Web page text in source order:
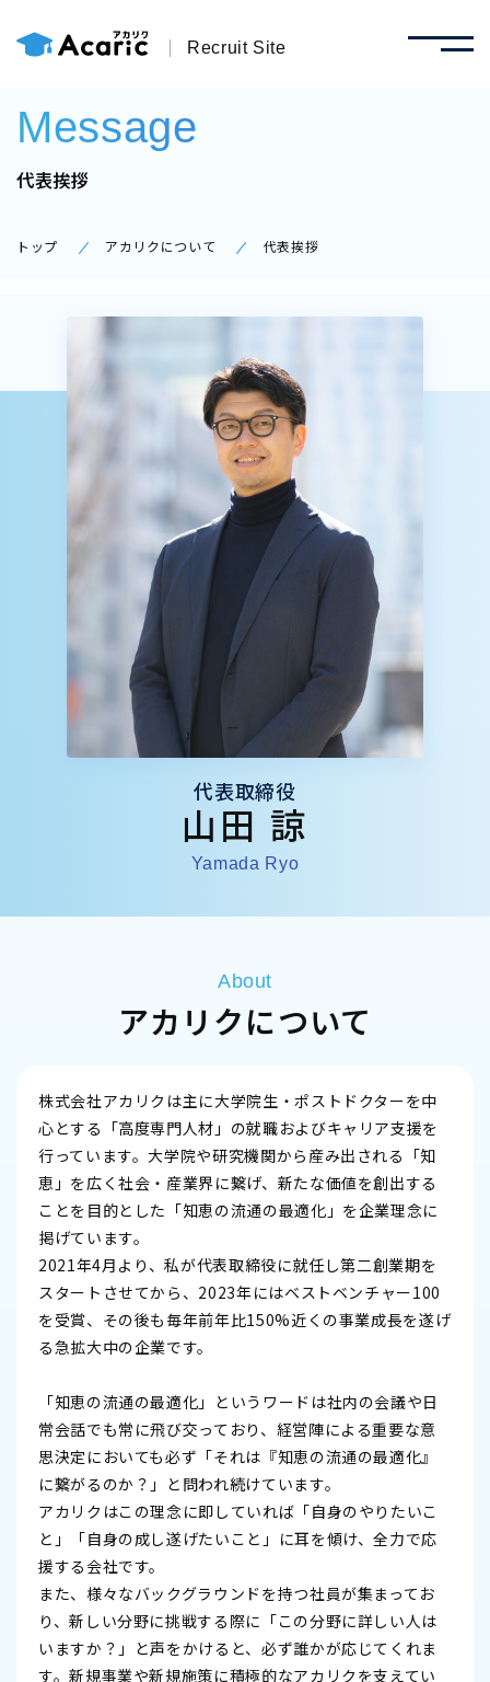
Recruit Site
Message
代表挨拶
トップ アカリクについて 代表挨拶
代表取締役
山田 諒
Yamada Ryo
About
アカリクについて
株式会社アカリクは主に大学院生・ポストドクターを中
心とする「高度専門人材」の就職およびキャリア支援を
行っています。大学院や研究機関から産み出される「知
恵」を広く社会・産業界に繋げ、新たな価値を創出する
ことを目的とした「知恵の流通の最適化」を企業理念に
掲げています。
2021年4月より、私が代表取締役に就任し第二創業期を
スタートさせてから、2023年にはベストベンチャー100
を受賞、その後も毎年前年比150%近くの事業成長を遂げ
る急拡大中の企業です。
「知恵の流通の最適化」というワードは社内の会議や日
常会話でも常に飛び交っており、経営陣による重要な意
思決定においても必ず「それは『知恵の流通の最適化』
に繋がるのか？」と問われ続けています。
アカリクはこの理念に即していれば「自身のやりたいこ
と」「自身の成し遂げたいこと」に耳を傾け、全力で応
援する会社です。
また、様々なバックグラウンドを持つ社員が集まってお
り、新しい分野に挑戦する際に「この分野に詳しい人は
いますか？」と声をかけると、必ず誰かが応じてくれま
す。新規事業や新規施策に積極的なアカリクを支えてい